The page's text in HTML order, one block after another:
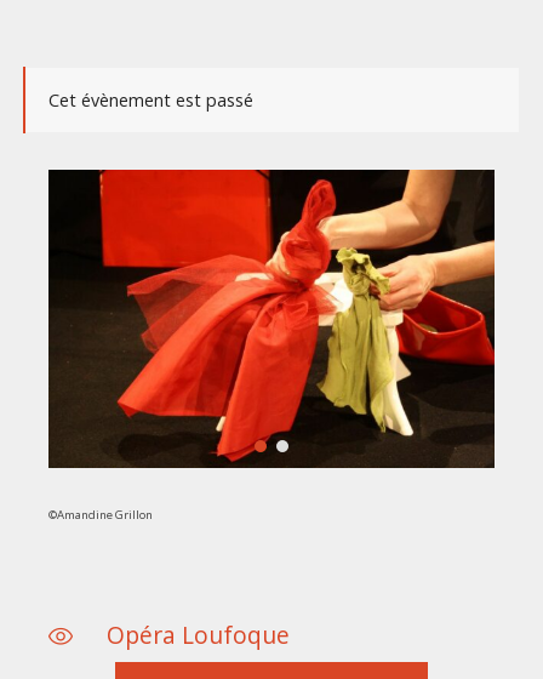
Cet évènement est passé
©Amandine Grillon
Opéra Loufoque